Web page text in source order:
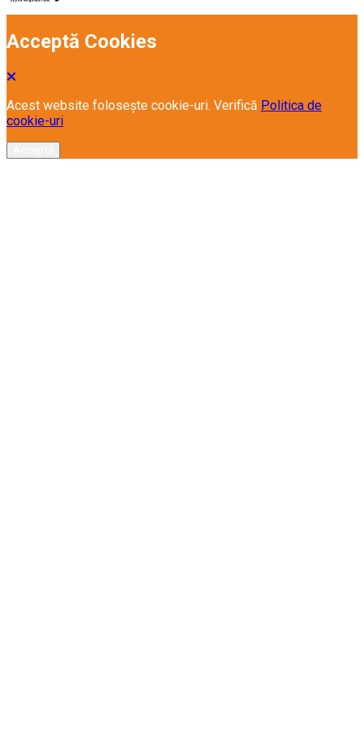
Acceptă Cookies
Acest website folosește cookie-uri. Verifică Politica de
cookie-uri